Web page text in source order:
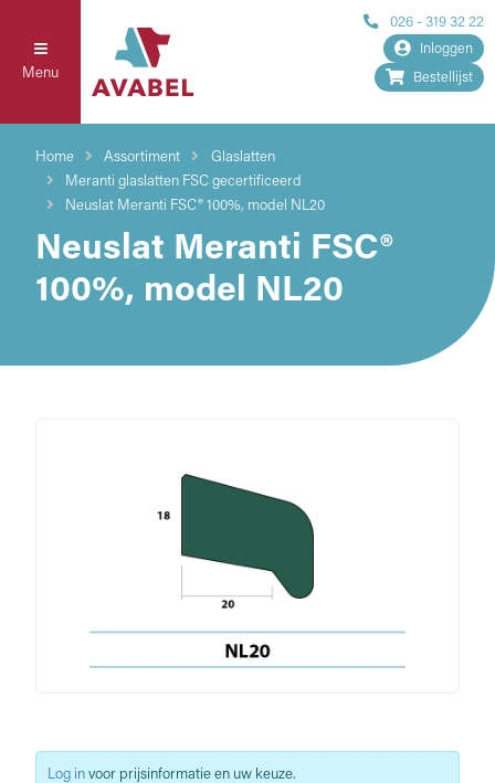
Menu
026 - 319 32 22
Inloggen
Bestellijst
Home Assortiment
Glaslatten
Meranti glaslatten FSC gecertificeerd
Neuslat Meranti FSC® 100%, model NL20
Neuslat Meranti FSC®
100%, model NL20
Log in voor prijsinformatie en uw keuze.